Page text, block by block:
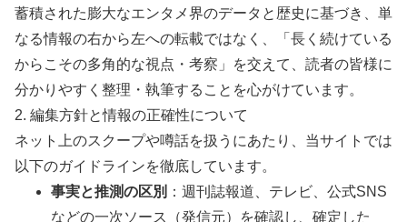
蓄積された膨大なエンタメ界のデータと歴史に基づき、単
なる情報の右から左への転載ではなく、「長く続けている
からこその多角的な視点・考察」を交えて、読者の皆様に
分かりやすく整理・執筆することを心がけています。
2. 編集方針と情報の正確性について
ネット上のスクープや噂話を扱うにあたり、当サイトでは
以下のガイドラインを徹底しています。
事実と推測の区別 ：週刊誌報道、テレビ、公式SNS
などの一次ソース（発信元）を確認し、確定した